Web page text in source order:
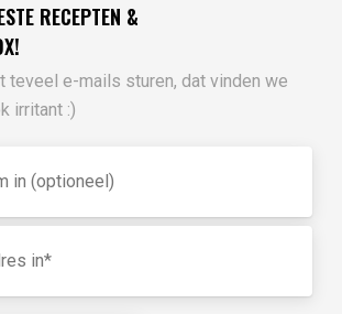
RECEPTEN &
teveel e-mails sturen, dat vinden we
irritant :)